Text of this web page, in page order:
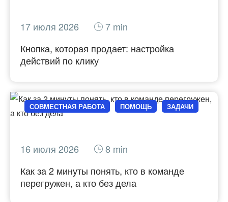
17 июля 2026
7 min
Кнопка, которая продает: настройка
действий по клику
СОВМЕСТНАЯ РАБОТА ПОМОЩЬ ЗАДАЧИ
16 июля 2026
8 min
Как за 2 минуты понять, кто в команде
перегружен, а кто без дела